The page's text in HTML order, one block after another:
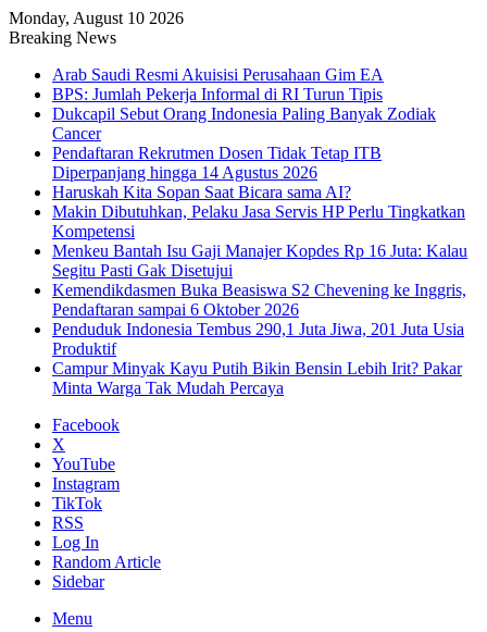
Monday, August 10 2026
Breaking News
Arab Saudi Resmi Akuisisi Perusahaan Gim EA
BPS: Jumlah Pekerja Informal di RI Turun Tipis
Dukcapil Sebut Orang Indonesia Paling Banyak Zodiak
Cancer
Pendaftaran Rekrutmen Dosen Tidak Tetap ITB
Diperpanjang hingga 14 Agustus 2026
Haruskah Kita Sopan Saat Bicara sama AI?
Makin Dibutuhkan, Pelaku Jasa Servis HP Perlu Tingkatkan
Kompetensi
Menkeu Bantah Isu Gaji Manajer Kopdes Rp 16 Juta: Kalau
Segitu Pasti Gak Disetujui
Kemendikdasmen Buka Beasiswa S2 Chevening ke Inggris,
Pendaftaran sampai 6 Oktober 2026
Penduduk Indonesia Tembus 290,1 Juta Jiwa, 201 Juta Usia
Produktif
Campur Minyak Kayu Putih Bikin Bensin Lebih Irit? Pakar
Minta Warga Tak Mudah Percaya
Facebook
X
YouTube
Instagram
TikTok
RSS
Log In
Random Article
Sidebar
Menu